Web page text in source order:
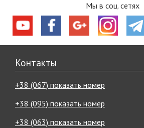
Мы в соц. сетях
Контакты
+38 (067) показать номер
+38 (095) показать номер
+38 (063) показать номер